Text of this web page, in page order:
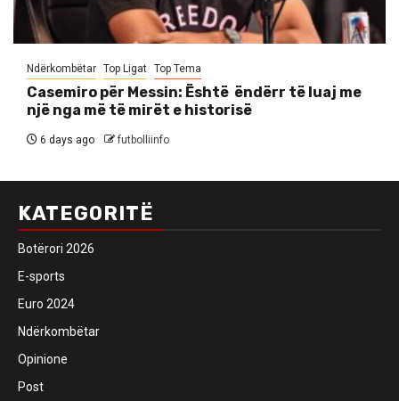
Ndërkombëtar Top Ligat Top Tema
Casemiro për Messin: Është ëndërr të luaj me
një nga më të mirët e historisë
6 days ago futbolliinfo
KATEGORITË
Botërori 2026
E-sports
Euro 2024
Ndërkombëtar
Opinione
Post